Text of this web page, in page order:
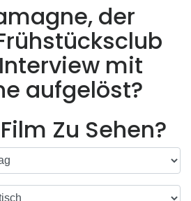
der
mit
aufgelöst?
Zu Sehen?